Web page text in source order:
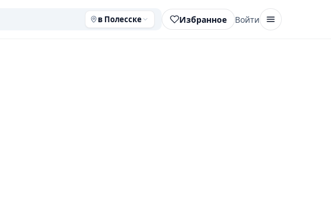
в Полесске Избранное Войти